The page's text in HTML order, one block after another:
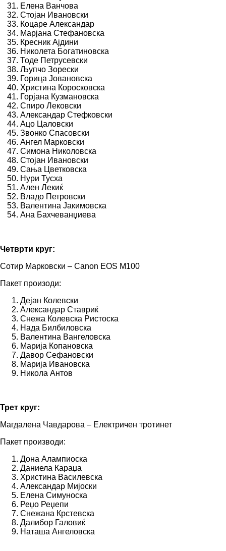
Елена Ванчова
Стојан Ивановски
Коцаре Александар
Марјана Стефановска
Кресник Ајдини
Николета Богатиновска
Тоде Петрусевски
Љупчо Зорески
Горица Јовановска
Христина Коросковска
Горјана Кузмановска
Спиро Лековски
Александар Стефковски
Ацо Цаловски
Звонко Спасовски
Ангел Марковски
Симона Николовска
Стојан Ивановски
Сања Цветковска
Нури Тусха
Ален Лекиќ
Владо Петровски
Валентина Јакимовска
Ана Бахчеванџиева
Четврти круг:
Сотир Марковски – Canon EOS M100
Пакет произоди:
Дејан Колевски
Александар Ставриќ
Снежа Колевска Ристоска
Нада Билбиловска
Валентина Вангеловска
Марија Копановска
Давор Сефановски
Марија Ивановска
Никола Антов
Трет круг:
Магдалена Чавдарова – Електричен тротинет
Пакет производи:
Дона Алампиоска
Даниела Караџа
Христина Василевска
Александар Мијоски
Елена Симуноска
Реџо Реџепи
Снежана Крстевска
Далибор Галовиќ
Наташа Ангеловска